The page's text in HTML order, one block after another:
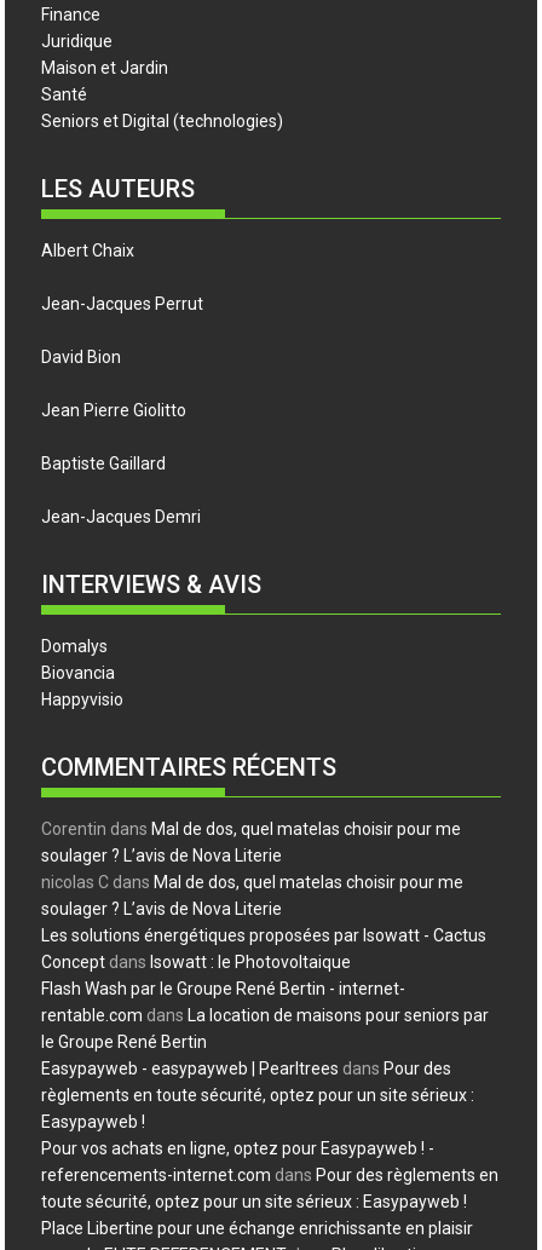
Finance
Juridique
Maison et Jardin
Santé
Seniors et Digital (technologies)
LES AUTEURS
Albert Chaix
Jean-Jacques Perrut
David Bion
Jean Pierre Giolitto
Baptiste Gaillard
Jean-Jacques Demri
INTERVIEWS & AVIS
Domalys
Biovancia
Happyvisio
COMMENTAIRES RÉCENTS
Corentin dans Mal de dos, quel matelas choisir pour me
soulager ? L’avis de Nova Literie
nicolas C dans Mal de dos, quel matelas choisir pour me
soulager ? L’avis de Nova Literie
Les solutions énergétiques proposées par Isowatt - Cactus
Concept dans Isowatt : le Photovoltaique
Flash Wash par le Groupe René Bertin - internet-
rentable.com dans
La location de maisons pour seniors par
le Groupe René Bertin
Easypayweb - easypayweb | Pearltrees dans Pour des
règlements en toute sécurité, optez pour un site sérieux :
Easypayweb !
Pour vos achats en ligne, optez pour Easypayweb ! -
referencements-internet.com dans Pour des règlements en
toute sécurité, optez pour un site sérieux : Easypayweb !
Place Libertine pour une échange enrichissante en plaisir